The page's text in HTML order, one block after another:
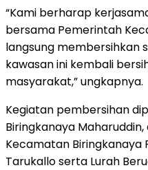
“Kami berharap
bersama Pemerintah
langsung membersihkan
kawasan ini kembali
masyarakat,” ungkapnya.
Kegiatan pembersihan
Biringkanaya
Kecamatan Biringkanaya
Tarukallo serta Lurah